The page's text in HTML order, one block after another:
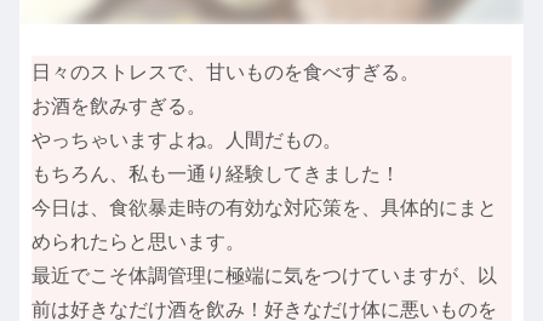
日々のストレスで、甘いものを食べすぎる。
お酒を飲みすぎる。
やっちゃいますよね。人間だもの。
もちろん、私も一通り経験してきました！
今日は、食欲暴走時の有効な対応策を、具体的にまと
められたらと思います。
最近でこそ体調管理に極端に気をつけていますが、以
前は好きなだけ酒を飲み！好きなだけ体に悪いものを